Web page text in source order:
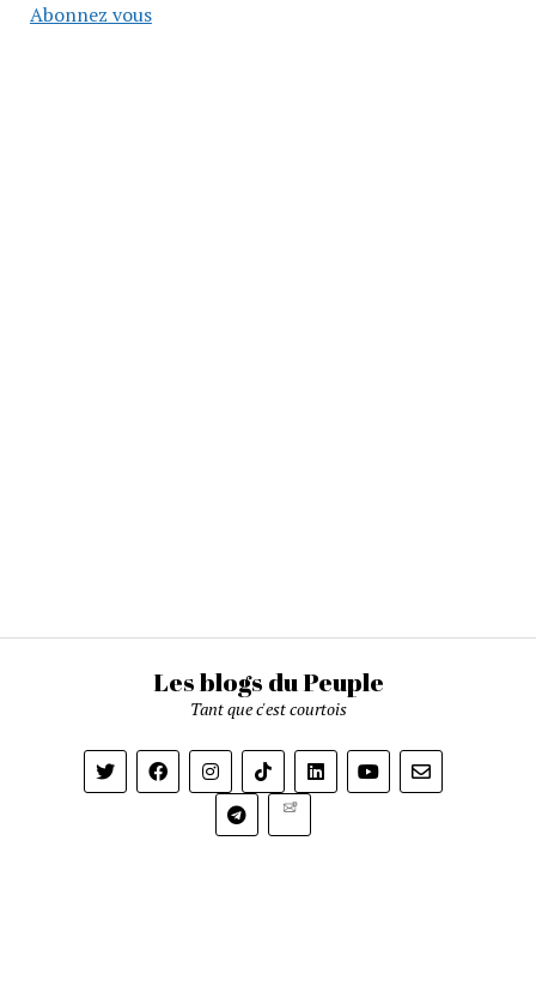
Abonnez vous
Les blogs du Peuple
Tant que c'est courtois